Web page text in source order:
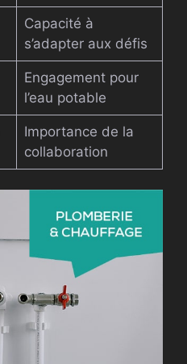
Capacité à
s’adapter aux défis
Engagement pour
l’eau potable
Importance de la
collaboration